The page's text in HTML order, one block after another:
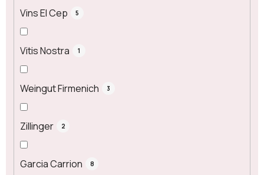
Vins El Cep 5
Vitis Nostra 1
Weingut Firmenich 3
Zillinger 2
Garcia Carrion 8